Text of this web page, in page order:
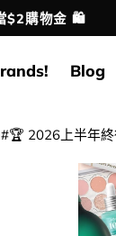
配送港澳
$2購物金 🛍️
Blog
🏆 2026上半年